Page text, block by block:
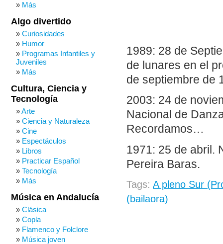
1989: 28 de
de lunares en el
de septiembre de
2003: 24 de
Nacional de
Recordamos…
1971: 25 de abril.
Pereira Baras.
Tags: A pleno Sur
(bailaora)
Más
Algo divertido
Curiosidades
Humor
Programas Infantiles y
Juveniles
Más
Cultura, Ciencia y
Tecnología
Arte
Ciencia y Naturaleza
Cine
Espectáculos
Libros
Practicar Español
Tecnología
Más
Música en Andalucía
Clásica
Copla
Flamenco y Folclore
Música joven